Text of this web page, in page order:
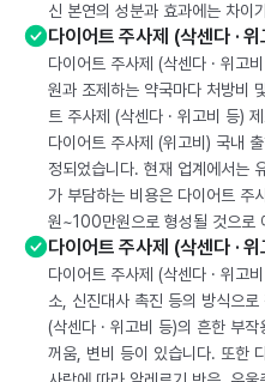
신 본연의 성분과 효과에는 차이
다이어트 주사제 (삭센다 ·
다이어트 주사제 (삭센다 · 위고
원과 조제하는 약국마다 처방비
트 주사제 (삭센다 · 위고비 등)
다이어트 주사제 (위고비) 국내
정되었습니다. 현재 업계에서는
가 부담하는 비용은 다이어트 주
원~100만원으로 형성될 것으로
다이어트 주사제 (삭센다 ·
다이어트 주사제 (삭센다 · 위고
소, 신진대사 촉진 등의 방식으로
(삭센다 · 위고비 등)의 흔한 부
꺼움, 변비 등이 있습니다. 또한